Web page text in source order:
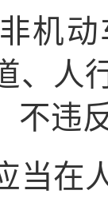
动
、人
不违
在人